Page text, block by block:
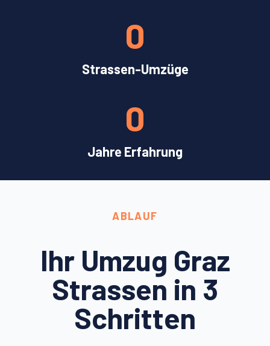
Strassen-Umzüge
0
Jahre Erfahrung
0
ABLAUF
Ihr Umzug Graz
Strassen in 3
Schritten